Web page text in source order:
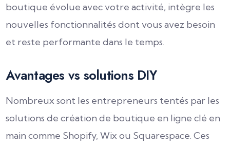
boutique évolue avec votre activité, intègre les
nouvelles fonctionnalités dont vous avez besoin
et reste performante dans le temps.
Avantages vs solutions DIY
Nombreux sont les entrepreneurs tentés par les
solutions de création de boutique en ligne clé en
main comme Shopify, Wix ou Squarespace. Ces